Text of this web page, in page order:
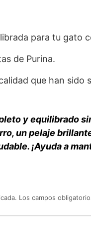
para tu gato
de Purina.
que han
y equilibrado
un pelaje
¡Ayuda a
Los campos